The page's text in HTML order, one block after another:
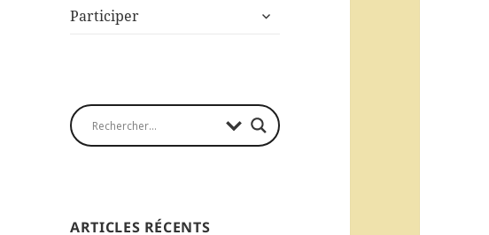
Participer
ouvrir
ARTICLES RÉCENTS